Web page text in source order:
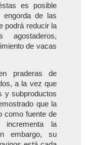
es posible
de las
podrá reducir la
agostaderos,
de vacas
praderas de
a la vez que
y subproductos
que la
como fuente de
incrementa la
embargo, su